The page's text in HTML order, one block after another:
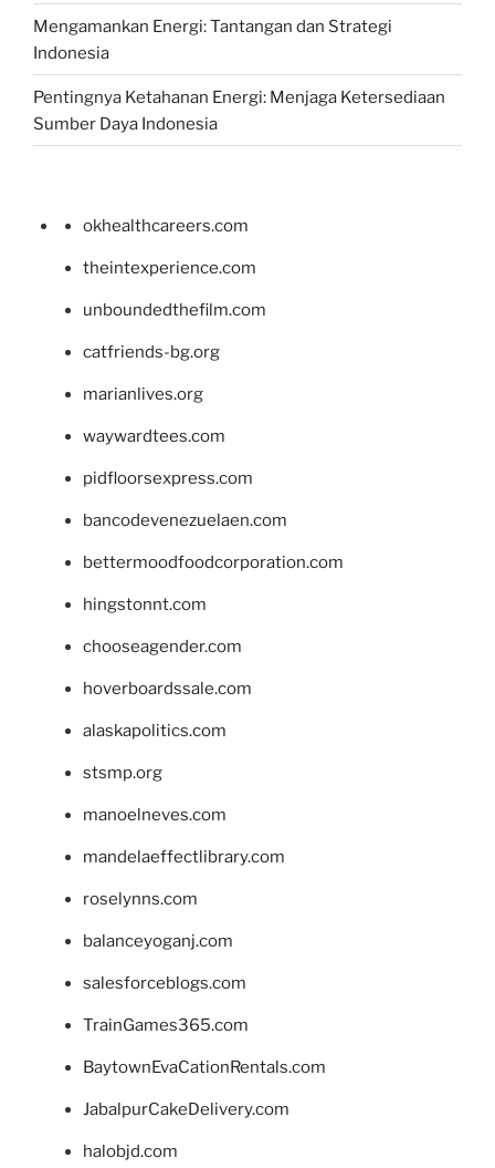
Mengamankan Energi: Tantangan dan Strategi
Indonesia
Pentingnya Ketahanan Energi: Menjaga Ketersediaan
Sumber Daya Indonesia
okhealthcareers.com
theintexperience.com
unboundedthefilm.com
catfriends-bg.org
marianlives.org
waywardtees.com
pidfloorsexpress.com
bancodevenezuelaen.com
bettermoodfoodcorporation.com
hingstonnt.com
chooseagender.com
hoverboardssale.com
alaskapolitics.com
stsmp.org
manoelneves.com
mandelaeffectlibrary.com
roselynns.com
balanceyoganj.com
salesforceblogs.com
TrainGames365.com
BaytownEvaCationRentals.com
JabalpurCakeDelivery.com
halobjd.com